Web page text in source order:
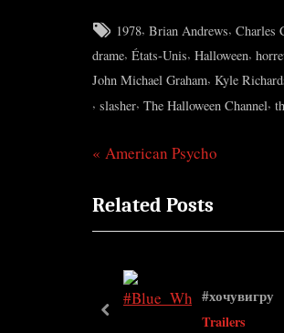
Tags:
1978, Brian Andrews, Charles
drame, États-Unis, Halloween,
John Michael Graham, Kyle
, slasher, The Halloween Channel,
Navigation
de
l’article
P
e
v
u
American Psycho
Related Posts
#хочувигру
Trailers
prev